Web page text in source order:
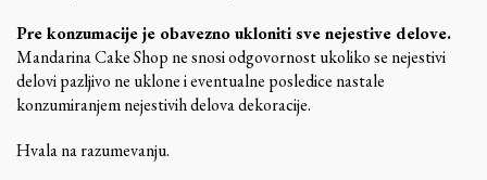
Pre konzumacije je obavezno ukloniti sve nejestive delove.
Mandarina Cake Shop ne snosi odgovornost ukoliko se nejestivi
delovi pazljivo ne uklone i eventualne posledice nastale
konzumiranjem nejestivih delova dekoracije.
Hvala na razumevanju.